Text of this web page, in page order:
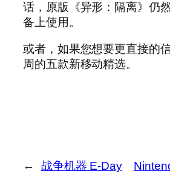
话，原版《异形：隔离》仍
备上使用。
或者，如果您想要更直接的
周的五款新移动精选。
← 战争机器 E-Day